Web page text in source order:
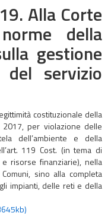
Alla Corte
della
gestione
servizio
costituzionale della
per violazione delle
dell’ambiente e della
119 Cost. (in tema di
risorse finanziarie), nella
sino alla completa
impianti, delle reti e della